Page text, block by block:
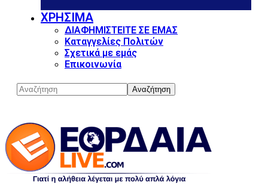
ΧΡΗΣΙΜΑ
ΔΙΑΦΗΜΙΣΤΕΙΤΕ ΣΕ ΕΜΑΣ
Καταγγελίες Πολιτών
Σχετικά με εμάς
Επικοινωνία